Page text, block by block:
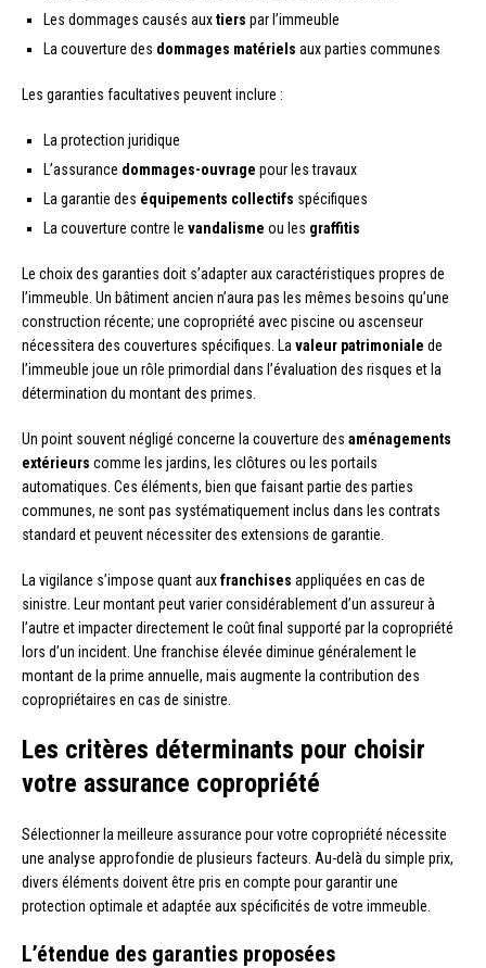
Les dommages causés auxtiers par l’immeuble
La couverture des dommages matériels aux parties communes
Les garanties facultatives peuvent inclure :
La protection juridique
L’assurance dommages-ouvrage pour les travaux
La garantie des équipements collectifs spécifiques
La couverture contre le vandalisme ou les graffitis
Le choix des garanties doit s’adapter aux caractéristiques propres de
l’immeuble. Un bâtiment ancien n’aura pas les mêmes besoins qu’une
construction récente; une copropriété avec piscine ou ascenseur
nécessitera des couvertures spécifiques. La valeur patrimoniale de
l’immeuble joue un rôle primordial dans l’évaluation des risques et la
détermination du montant des primes.
Un point souvent négligé concerne la couverture des aménagements
extérieurs comme les jardins, les clôtures ou les portails
automatiques. Ces éléments, bien que faisant partie des parties
communes, ne sont pas systématiquement inclus dans les contrats
standard et peuvent nécessiter des extensions de garantie.
La vigilance s’impose quant auxfranchises appliquées en cas de
sinistre. Leur montant peut varier considérablement d’un assureur à
l’autre et impacter directement le coût final supporté par la copropriété
lors d’un incident. Une franchise élevée diminue généralement le
montant de la prime annuelle, mais augmente la contribution des
copropriétaires en cas de sinistre.
Les critères déterminants pour choisir
votre assurance copropriété
Sélectionner la meilleure assurance pour votre copropriété nécessite
une analyse approfondie de plusieurs facteurs. Au-delà du simple prix,
divers éléments doivent être pris en compte pour garantir une
protection optimale et adaptée aux spécificités de votre immeuble.
L’étendue des garanties proposées